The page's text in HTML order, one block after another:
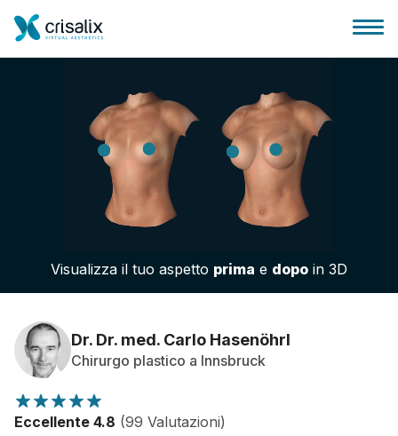
Accesso chirurghi
Piattaforma Business 3D
Piani
Recensioni dei pazienti
Visualizza il tuo aspetto prima e dopo in 3D
Dr. Dr. med. Carlo Hasenöhrl
Chirurgo plastico a Innsbruck
Eccellente 4.8 (99 Valutazioni)